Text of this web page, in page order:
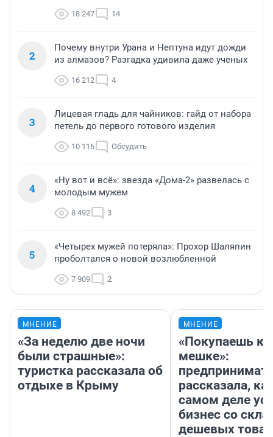
18 247 14
2
Почему внутри Урана и Нептуна идут дожди
из алмазов? Разгадка удивила даже ученых
16 212 4
3
Лицевая гладь для чайников: гайд от набора
петель до первого готового изделия
10 116 Обсудить
4
«Ну вот и всё»: звезда «Дома-2» развелась с
молодым мужем
8 492 3
5
«Четырех мужей потеряла»: Прохор Шаляпин
проболтался о новой возлюбленной
7 909 2
МНЕНИЕ
«За неделю две ночи
были страшные»:
туристка рассказала об
отдыхе в Крыму
МНЕНИЕ
«Покупаешь
мешке»:
рассказала,
самом деле
бизнес со
дешевых